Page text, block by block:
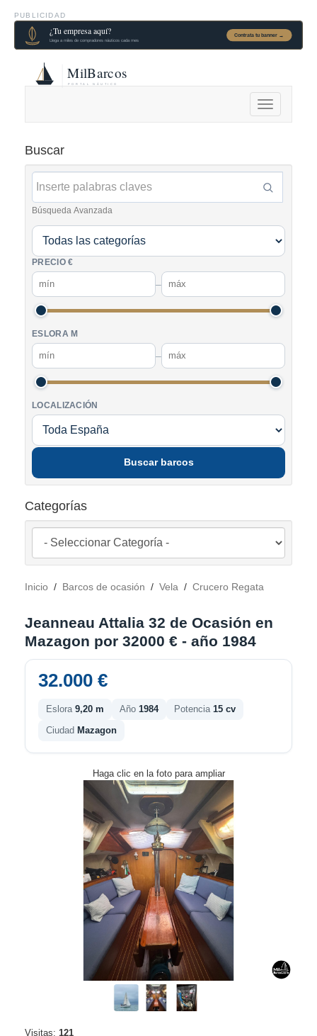
PUBLICIDAD
Alternar
navegación
Buscar
Búsqueda Avanzada
PRECIO €
–
ESLORA M
–
LOCALIZACIÓN
Buscar barcos
Categorías
Inicio / Barcos de ocasión / Vela / Crucero Regata
Jeanneau Attalia 32 de Ocasión en
Mazagon por 32000 € - año 1984
32.000 €
Eslora 9,20 m Año 1984 Potencia 15 cv
Ciudad Mazagon
Haga clic en la foto para ampliar
Visitas: 121